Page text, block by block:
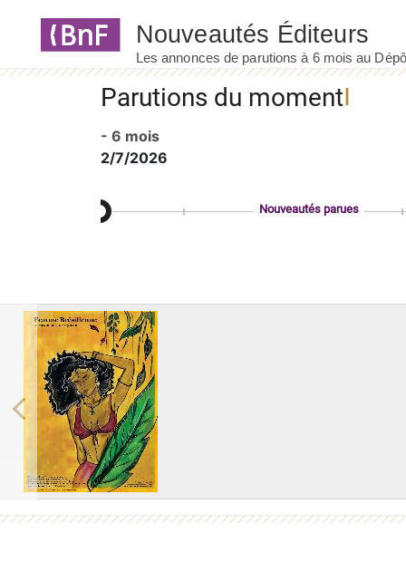
Parutions du moment
- 6 mois
2/7/2026
Nouveautés parues
Previous